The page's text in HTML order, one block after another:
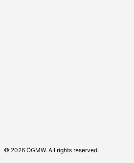
© 2026 ÖGMW. All rights reserved.